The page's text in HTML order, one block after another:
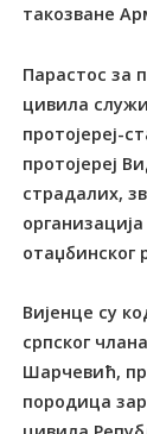
такозване
Парастос за
цивила
протојереј-
протојереј
страдалих,
отаџбинског
Вијенце су
српског
Шарчевић,
породица